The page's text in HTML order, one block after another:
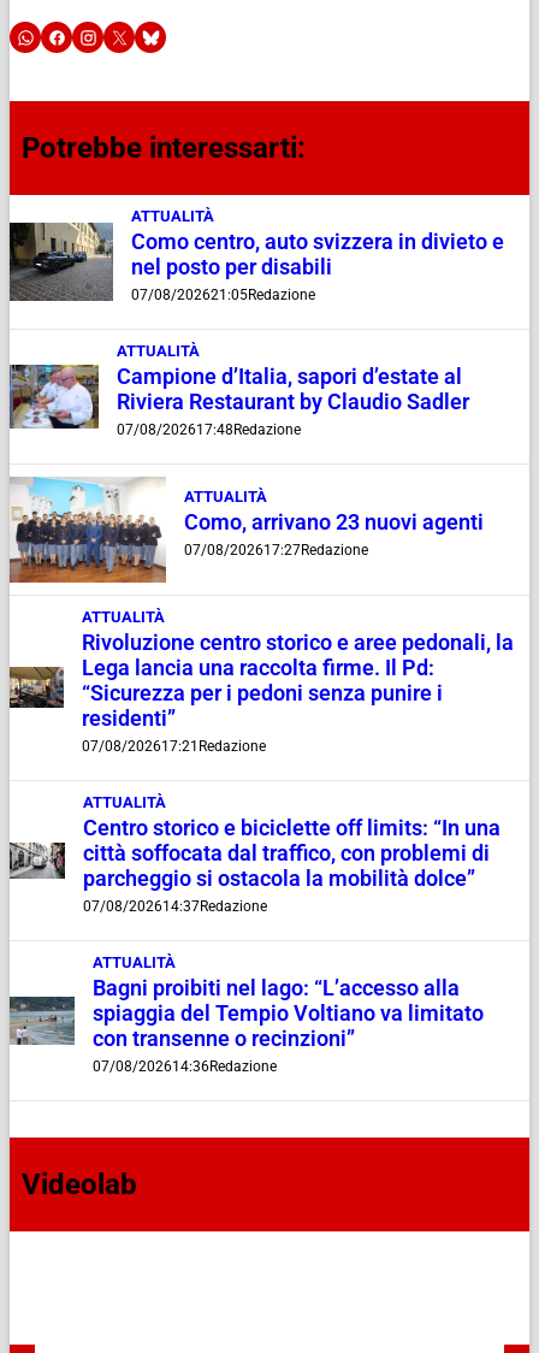
Potrebbe interessarti:
ATTUALITÀ
Como centro, auto svizzera in divieto e
nel posto per disabili
07/08/202621:05Redazione
ATTUALITÀ
Campione d’Italia, sapori d’estate al
Riviera Restaurant by Claudio Sadler
07/08/202617:48 Redazione
ATTUALITÀ
Como, arrivano 23 nuovi agenti
07/08/202617:27Redazione
ATTUALITÀ
Rivoluzione centro storico e aree pedonali, la
Lega lancia una raccolta firme. Il Pd:
“Sicurezza per i pedoni senza punire i
residenti”
07/08/202617:21 Redazione
ATTUALITÀ
Centro storico e biciclette off limits: “In una
città soffocata dal traffico, con problemi di
parcheggio si ostacola la mobilità dolce”
07/08/202614:37Redazione
ATTUALITÀ
Bagni proibiti nel lago: “L’accesso alla
spiaggia del Tempio Voltiano va limitato
con transenne o recinzioni”
07/08/202614:36Redazione
Videolab